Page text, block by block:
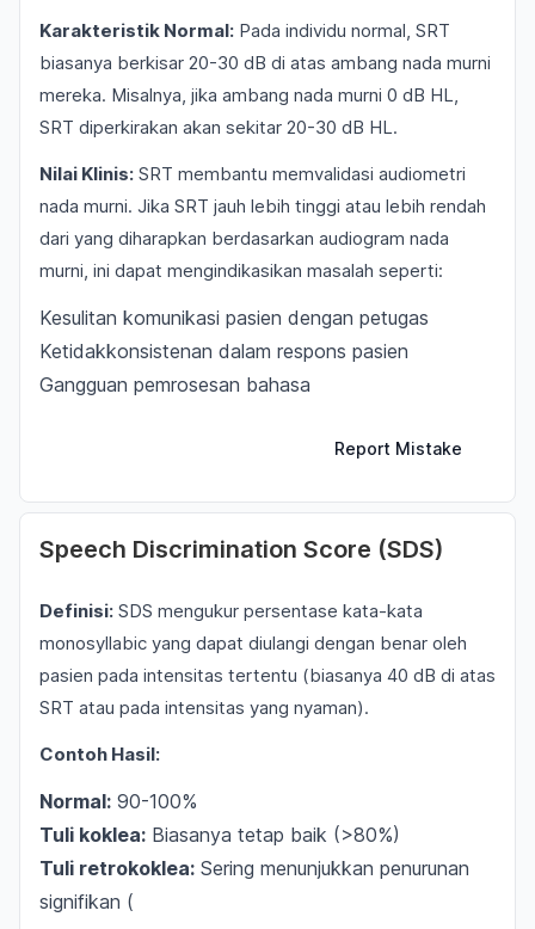
Karakteristik Normal: Pada individu normal, SRT
biasanya berkisar 20-30 dB di atas ambang nada murni
mereka. Misalnya, jika ambang nada murni 0 dB HL,
SRT diperkirakan akan sekitar 20-30 dB HL.
Nilai Klinis: SRT membantu memvalidasi audiometri
nada murni. Jika SRT jauh lebih tinggi atau lebih rendah
dari yang diharapkan berdasarkan audiogram nada
murni, ini dapat mengindikasikan masalah seperti:
Kesulitan komunikasi pasien dengan petugas
Ketidakkonsistenan dalam respons pasien
Gangguan pemrosesan bahasa
Report Mistake
Speech Discrimination Score (SDS)
Definisi: SDS mengukur persentase kata-kata
monosyllabic yang dapat diulangi dengan benar oleh
pasien pada intensitas tertentu (biasanya 40 dB di atas
SRT atau pada intensitas yang nyaman).
Contoh Hasil:
Normal: 90-100%
Tuli koklea: Biasanya tetap baik (>80%)
Tuli retrokoklea: Sering menunjukkan penurunan
signifikan (